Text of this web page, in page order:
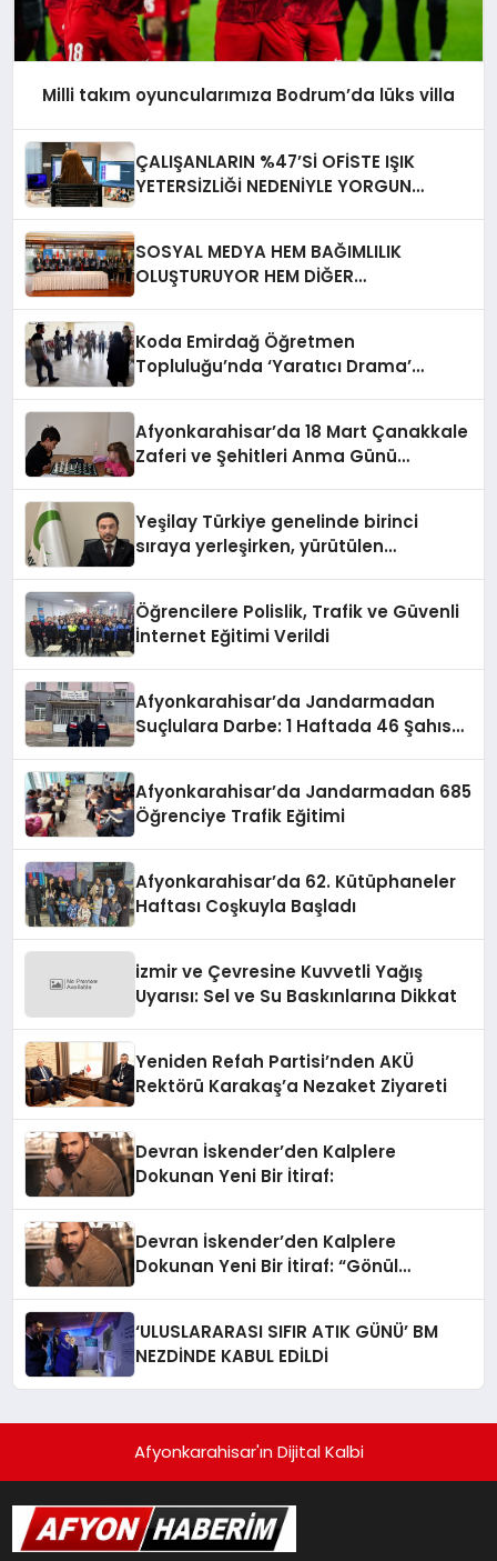
Milli takım oyuncularımıza Bodrum’da lüks villa
ÇALIŞANLARIN %47’Sİ OFİSTE IŞIK
YETERSİZLİĞİ NEDENİYLE YORGUN
SOSYAL MEDYA HEM BAĞIMLILIK
OLUŞTURUYOR HEM DİĞER
Koda Emirdağ Öğretmen
Topluluğu’nda ‘Yaratıcı Drama’
Afyonkarahisar’da 18 Mart Çanakkale
Zaferi ve Şehitleri Anma Günü
Yeşilay Türkiye genelinde birinci
sıraya yerleşirken, yürütülen
Öğrencilere Polislik, Trafik ve Güvenli
İnternet Eğitimi Verildi
Afyonkarahisar’da Jandarmadan
Suçlulara Darbe: 1 Haftada 46 Şahıs
Afyonkarahisar’da Jandarmadan 685
Öğrenciye Trafik Eğitimi
Afyonkarahisar’da 62. Kütüphaneler
Haftası Coşkuyla Başladı
izmir ve Çevresine Kuvvetli Yağış
Uyarısı: Sel ve Su Baskınlarına Dikkat
Yeniden Refah Partisi’nden AKÜ
Rektörü Karakaş’a Nezaket Ziyareti
Devran İskender’den Kalplere
Dokunan Yeni Bir İtiraf:
Devran İskender’den Kalplere
Dokunan Yeni Bir İtiraf: “Gönül
‘ULUSLARARASI SIFIR ATIK GÜNÜ’ BM
NEZDİNDE KABUL EDİLDİ
Afyonkarahisar'ın Dijital Kalbi